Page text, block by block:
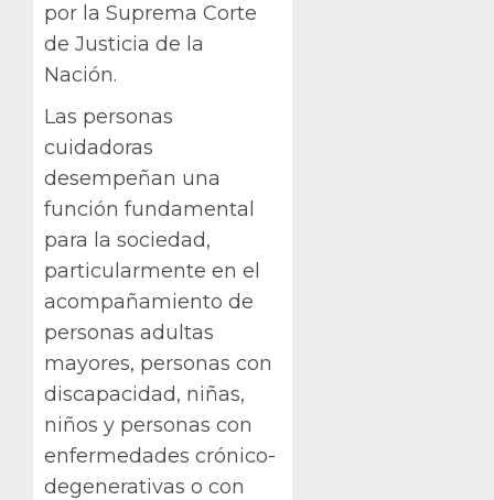
por la Suprema Corte
de Justicia de la
Nación.
Las personas
cuidadoras
desempeñan una
función fundamental
para la sociedad,
particularmente en el
acompañamiento de
personas adultas
mayores, personas con
discapacidad, niñas,
niños y personas con
enfermedades crónico-
degenerativas o con